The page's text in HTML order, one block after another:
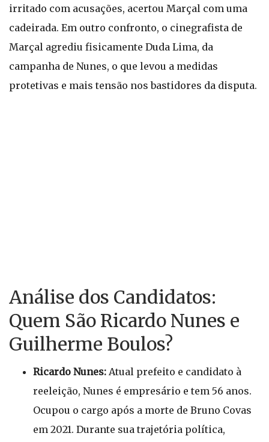
irritado com acusações, acertou Marçal com uma
cadeirada. Em outro confronto, o cinegrafista de
Marçal agrediu fisicamente Duda Lima, da
campanha de Nunes, o que levou a medidas
protetivas e mais tensão nos bastidores da disputa.
Análise dos Candidatos:
Quem São Ricardo Nunes e
Guilherme Boulos?
Ricardo Nunes: Atual prefeito e candidato à
reeleição, Nunes é empresário e tem 56 anos.
Ocupou o cargo após a morte de Bruno Covas
em 2021. Durante sua trajetória política,